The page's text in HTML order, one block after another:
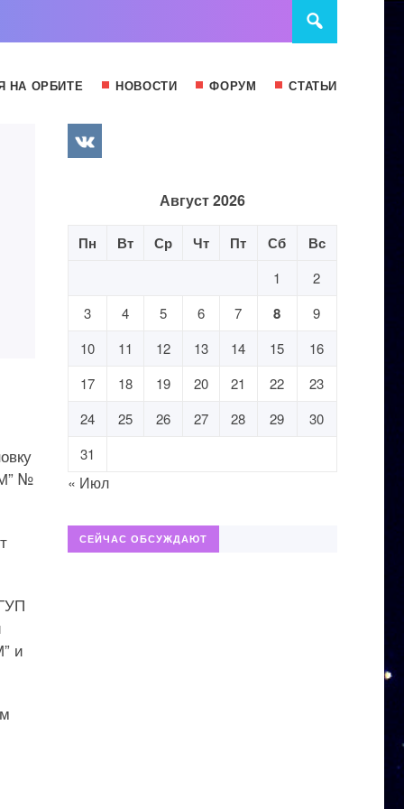
НА ОРБИТЕ НОВОСТИ ФОРУМ СТАТЬИ
№
и
Август 2026
Пн Вт Ср Чт Пт Сб Вс
1
2
3
4 5 6 7 8
9
10
11 12 13 14 15
16
17
18 19 20 21 22
23
24
25 26 27 28 29
30
31
« Июл
СЕЙЧАС ОБСУЖДАЮТ